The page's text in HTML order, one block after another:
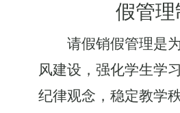
假管理
请假销假管理是
风建设，强化学生学
纪律观念，稳定教学